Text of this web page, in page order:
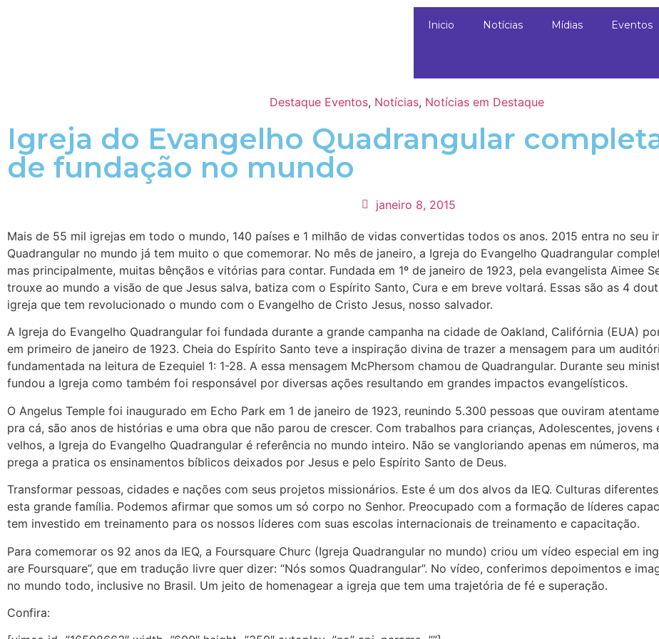
Inicio Notícias Mídias Eventos
Destaque Eventos, Notícias, Notícias em Destaque
Igreja do Evangelho Quadrangular
de fundação no mundo
janeiro 8, 2015
Mais de 55 mil igrejas em todo o mundo, 140 países e 1 milhão de vidas convertidas todos os anos. 2015 entra no seu
Quadrangular no mundo já tem muito o que comemorar. No mês de janeiro, a Igreja do Evangelho Quadrangular
mas principalmente, muitas bênçãos e vitórias para contar. Fundada em 1º de janeiro de 1923, pela evangelista Aimee
trouxe ao mundo a visão de que Jesus salva, batiza com o Espírito Santo, Cura e em breve voltará. Essas são as 4
igreja que tem revolucionado o mundo com o Evangelho de Cristo Jesus, nosso salvador.
A Igreja do Evangelho Quadrangular foi fundada durante a grande campanha na cidade de Oakland, Califórnia (EUA)
em primeiro de janeiro de 1923. Cheia do Espírito Santo teve a inspiração divina de trazer a mensagem para um
fundamentada na leitura de Ezequiel 1: 1-28. A essa mensagem McPhersom chamou de Quadrangular. Durante seu
fundou a Igreja como também foi responsável por diversas ações resultando em grandes impactos evangelísticos.
O Angelus Temple foi inaugurado em Echo Park em 1 de janeiro de 1923, reunindo 5.300 pessoas que ouviram
pra cá, são anos de histórias e uma obra que não parou de crescer. Com trabalhos para crianças, Adolescentes, jovens
velhos, a Igreja do Evangelho Quadrangular é referência no mundo inteiro. Não se vangloriando apenas em números,
prega a pratica os ensinamentos bíblicos deixados por Jesus e pelo Espírito Santo de Deus.
Transformar pessoas, cidades e nações com seus projetos missionários. Este é um dos alvos da IEQ. Culturas
esta grande família. Podemos afirmar que somos um só corpo no Senhor. Preocupado com a formação de líderes
tem investido em treinamento para os nossos líderes com suas escolas internacionais de treinamento e capacitação.
Para comemorar os 92 anos da IEQ, a Foursquare Churc (Igreja Quadrangular no mundo) criou um vídeo especial em
are Foursquare”, que em tradução livre quer dizer: “Nós somos Quadrangular”. No vídeo, conferimos depoimentos e
no mundo todo, inclusive no Brasil. Um jeito de homenagear a igreja que tem uma trajetória de fé e superação.
Confira: